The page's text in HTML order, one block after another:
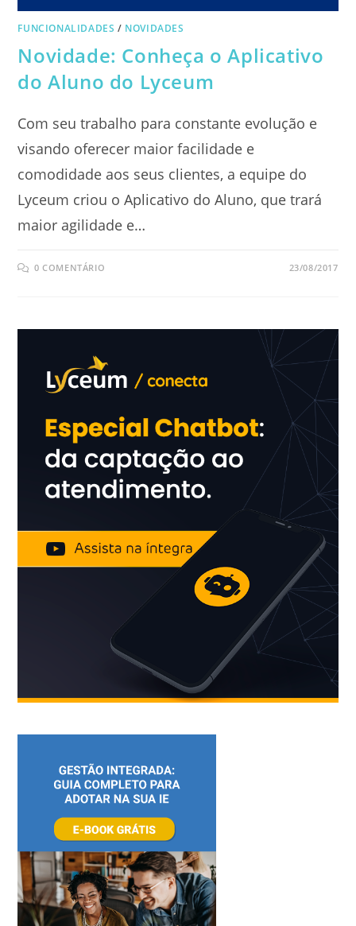
FUNCIONALIDADES / NOVIDADES
Novidade: Conheça o Aplicativo
do Aluno do Lyceum
Com seu trabalho para constante evolução e
visando oferecer maior facilidade e
comodidade aos seus clientes, a equipe do
Lyceum criou o Aplicativo do Aluno, que trará
maior agilidade e…
0 COMENTÁRIO 23/08/2017